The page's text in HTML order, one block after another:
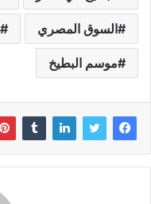
السوق المصري
موسم البطيخ